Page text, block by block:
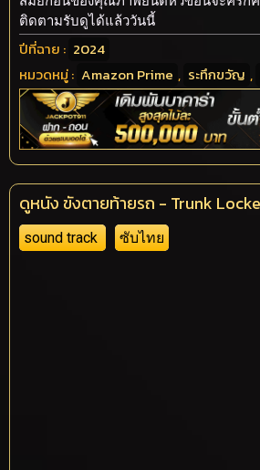
ติดตามรับดูได้แล้ววันนี้
ปีที่ฉาย : 2024
หมวดหมู่ : Amazon Prime , ระทึกขวัญ ,
ดูหนัง ขังตายท้ายรถ - Trunk
sound track ซับไทย